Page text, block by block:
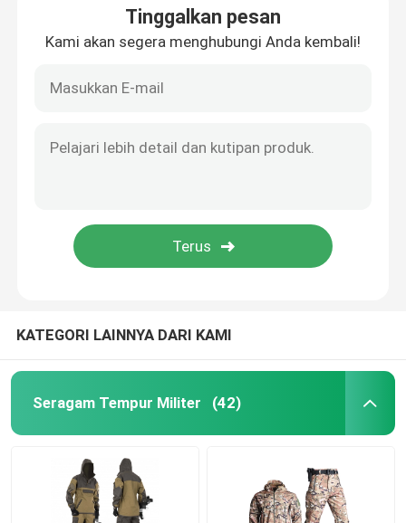
Tinggalkan pesan
Kami akan segera menghubungi Anda kembali!
KATEGORI LAINNYA DARI KAMI
Seragam Tempur Militer (42)